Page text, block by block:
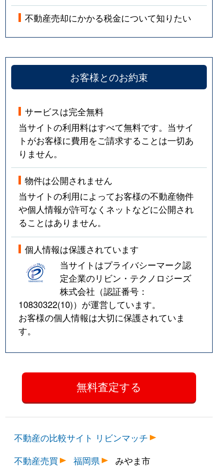
不動産売却にかかる税金について知りたい
お客様とのお約束
サービスは完全無料
当サイトの利用料はすべて無料です。当サイ
トがお客様に費用をご請求することは一切あ
りません。
物件は公開されません
当サイトの利用によってお客様の不動産物件
や個人情報が許可なくネットなどに公開され
ることはありません。
個人情報は保護されています
当サイトはプライバシーマーク認
定企業のリビン・テクノロジーズ
株式会社（認証番号：
10830322(10)）が運営しています。
お客様の個人情報は大切に保護されていま
す。
不動産の比較サイト リビンマッチ
不動産売買
福岡県 みやま市